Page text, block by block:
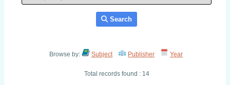
Search
Browse by: Subject Publisher Year
Total records found : 14